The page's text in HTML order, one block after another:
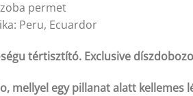
permet
Peru, Ecuardor
tértisztító. Exclusive
mellyel egy pillanat alatt